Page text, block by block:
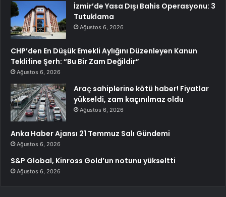
İzmir’de Yasa Dışı Bahis Operasyonu: 3
Tutuklama
Ağustos 6, 2026
CHP’den En Düşük Emekli Aylığını Düzenleyen Kanun
Teklifine Şerh: “Bu Bir Zam Değildir”
Ağustos 6, 2026
Araç sahiplerine kötü haber! Fiyatlar
yükseldi, zam kaçınılmaz oldu
Ağustos 6, 2026
Anka Haber Ajansı 21 Temmuz Salı Gündemi
Ağustos 6, 2026
S&P Global, Kinross Gold’un notunu yükseltti
Ağustos 6, 2026